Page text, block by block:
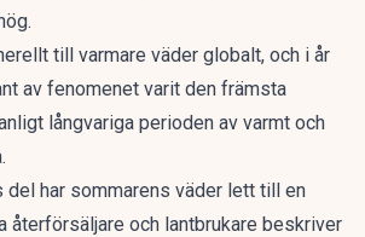
till varmare väder globalt, och i år
av fenomenet varit den främsta
långvariga perioden av varmt och
del har sommarens väder lett till en
återförsäljare och lantbrukare beskriver